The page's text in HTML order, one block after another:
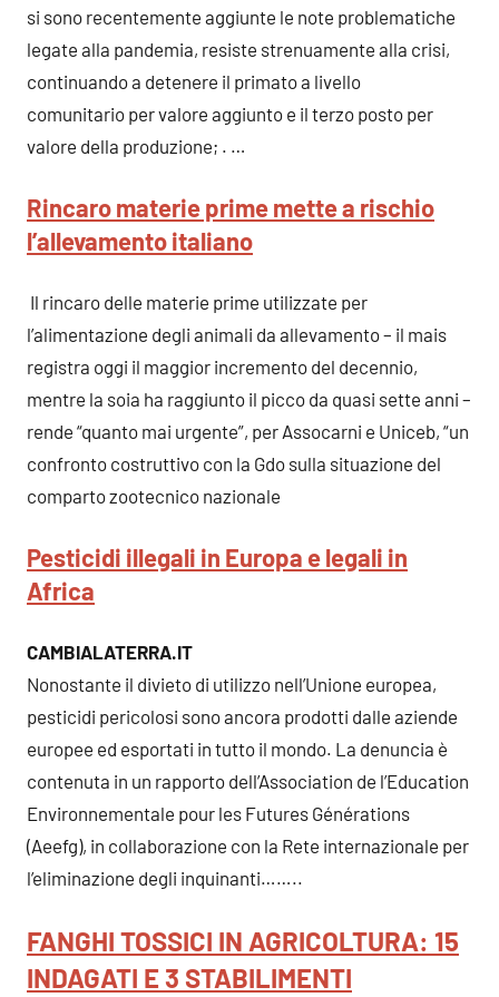
si sono recentemente aggiunte le note problematiche
legate alla pandemia, resiste strenuamente alla crisi,
continuando a detenere il primato a livello
comunitario per valore aggiunto e il terzo posto per
valore della produzione; . …
Rincaro materie prime mette a rischio
l’allevamento italiano
Il rincaro delle materie prime utilizzate per
l’alimentazione degli animali da allevamento – il mais
registra oggi il maggior incremento del decennio,
mentre la soia ha raggiunto il picco da quasi sette anni –
rende “quanto mai urgente”, per Assocarni e Uniceb, “un
confronto costruttivo con la Gdo sulla situazione del
comparto zootecnico nazionale
Pesticidi illegali in Europa e legali in
Africa
CAMBIALATERRA.IT
Nonostante il divieto di utilizzo nell’Unione europea,
pesticidi pericolosi sono ancora prodotti dalle aziende
europee ed esportati in tutto il mondo. La denuncia è
contenuta in un rapporto dell’Association de l’Education
Environnementale pour les Futures Générations
(Aeefg), in collaborazione con la Rete internazionale per
l’eliminazione degli inquinanti……..
FANGHI TOSSICI IN AGRICOLTURA: 15
INDAGATI E 3 STABILIMENTI